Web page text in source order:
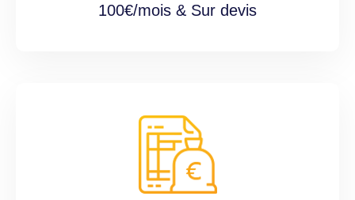
100€/mois & Sur devis